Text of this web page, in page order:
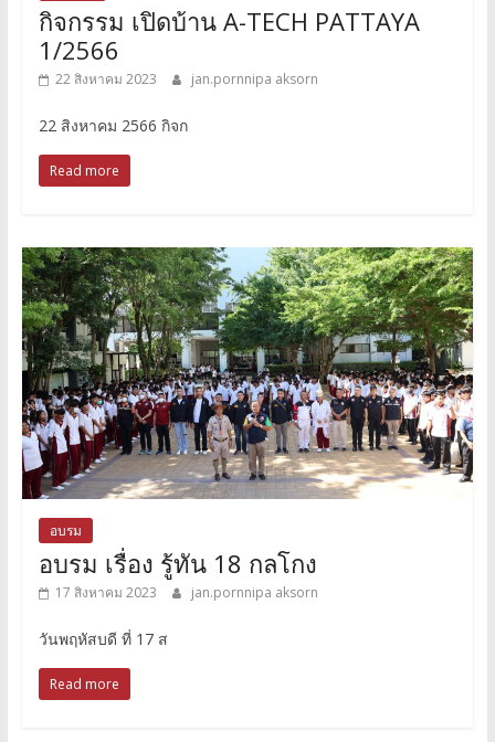
กิจกรรม เปิดบ้าน A-TECH PATTAYA
1/2566
22 สิงหาคม 2023 jan.pornnipa aksorn
22 สิงหาคม 2566 กิจก
Read more
อบรม
อบรม เรื่อง รู้ทัน 18 กลโกง
17 สิงหาคม 2023 jan.pornnipa aksorn
วันพฤหัสบดี ที่ 17 ส
Read more